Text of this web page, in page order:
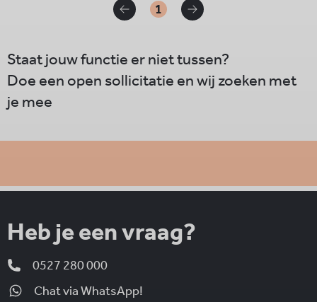
1
Staat jouw functie er niet tussen?
Doe een open sollicitatie en wij zoeken met
je mee
Heb je een vraag?
0527 280 000
Chat via WhatsApp!